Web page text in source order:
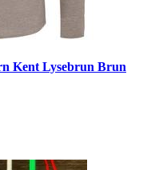
Kent Lysebrun Brun